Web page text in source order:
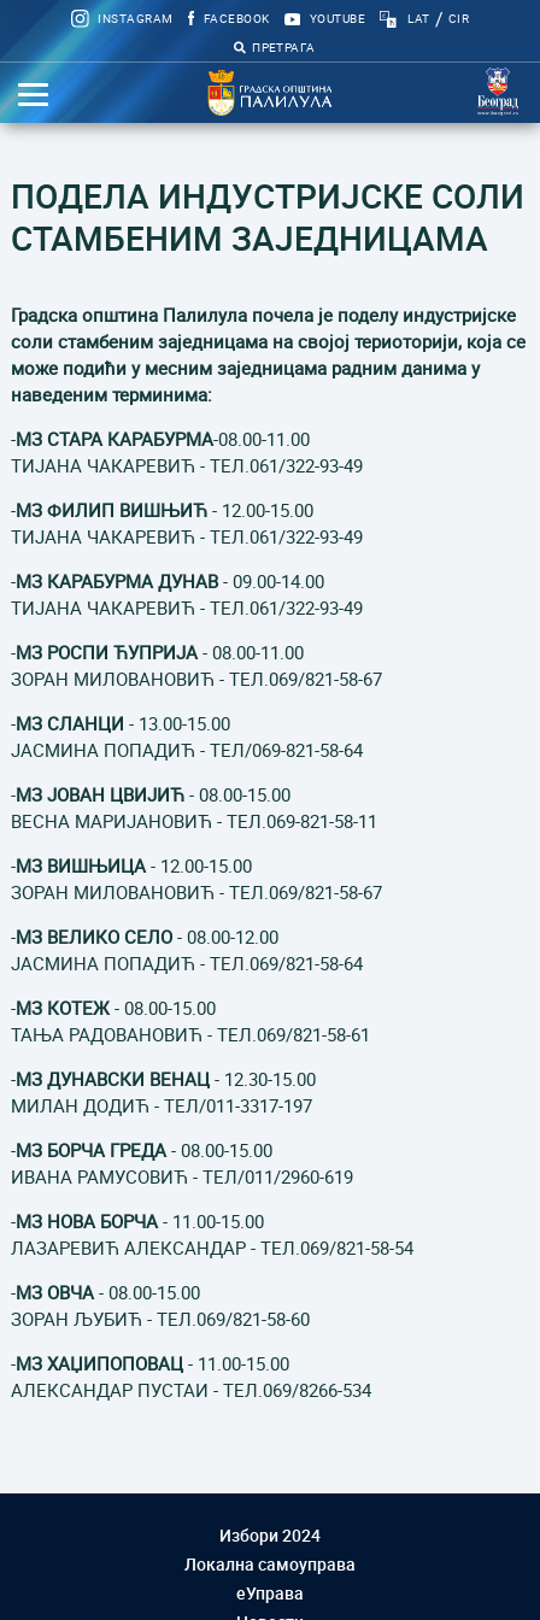
INSTAGRAM FACEBOOK YOUTUBE LAT / CIR
ПРЕТРАГА
ПОДЕЛА ИНДУСТРИЈСКЕ СОЛИ
СТАМБЕНИМ ЗАЈЕДНИЦАМА
Градска општина Палилула почела је поделу индустријске
соли стамбеним заједницама на својој териоторији, која се
може подићи у месним заједницама радним данима у
наведеним терминима:
-МЗ СТАРА КАРАБУРМА-08.00-11.00
ТИЈАНА ЧАКАРЕВИЋ - ТЕЛ.061/322-93-49
-МЗ ФИЛИП ВИШЊИЋ- 12.00-15.00
ТИЈАНА ЧАКАРЕВИЋ - ТЕЛ.061/322-93-49
-МЗ КАРАБУРМА ДУНАВ- 09.00-14.00
ТИЈАНА ЧАКАРЕВИЋ - ТЕЛ.061/322-93-49
-МЗ РОСПИ ЋУПРИЈА- 08.00-11.00
ЗОРАН МИЛОВАНОВИЋ - ТЕЛ.069/821-58-67
-МЗ СЛАНЦИ - 13.00-15.00
ЈАСМИНА ПОПАДИЋ - ТЕЛ/069-821-58-64
-МЗ ЈОВАН ЦВИЈИЋ- 08.00-15.00
ВЕСНА МАРИЈАНОВИЋ - ТЕЛ.069-821-58-11
-МЗ ВИШЊИЦА- 12.00-15.00
ЗОРАН МИЛОВАНОВИЋ - ТЕЛ.069/821-58-67
-МЗ ВЕЛИКО СЕЛО- 08.00-12.00
ЈАСМИНА ПОПАДИЋ - ТЕЛ.069/821-58-64
-МЗ КОТЕЖ- 08.00-15.00
ТАЊА РАДОВАНОВИЋ - ТЕЛ.069/821-58-61
-МЗ ДУНАВСКИ ВЕНАЦ- 12.30-15.00
МИЛАН ДОДИЋ - ТЕЛ/011-3317-197
-МЗ БОРЧА ГРЕДА- 08.00-15.00
ИВАНА РАМУСОВИЋ - ТЕЛ/011/2960-619
-МЗ НОВА БОРЧА- 11.00-15.00
ЛАЗАРЕВИЋ АЛЕКСАНДАР - ТЕЛ.069/821-58-54
-МЗ ОВЧА- 08.00-15.00
ЗОРАН ЉУБИЋ - ТЕЛ.069/821-58-60
-МЗ ХАЏИПОПОВАЦ- 11.00-15.00
АЛЕКСАНДАР ПУСТАИ - ТЕЛ.069/8266-534
Избори 2024
Локална самоуправа
еУправа